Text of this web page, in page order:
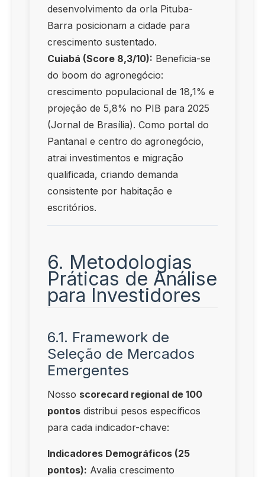
desenvolvimento da orla Pituba-
Barra posicionam a cidade para
crescimento sustentado.
Cuiabá (Score 8,3/10): Beneficia-se
do boom do agronegócio:
crescimento populacional de 18,1% e
projeção de 5,8% no PIB para 2025
(Jornal de Brasília). Como portal do
Pantanal e centro do agronegócio,
atrai investimentos e migração
qualificada, criando demanda
consistente por habitação e
escritórios.
6. Metodologias
Práticas de Análise
para Investidores
6.1. Framework de
Seleção de Mercados
Emergentes
Nosso scorecard regional de 100
pontos distribui pesos específicos
para cada indicador-chave:
Indicadores Demográficos (25
pontos): Avalia crescimento